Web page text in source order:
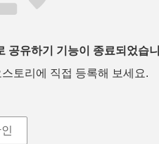
공유하기 기능이 종료되었습
토리에 직접 등록해 보세요.